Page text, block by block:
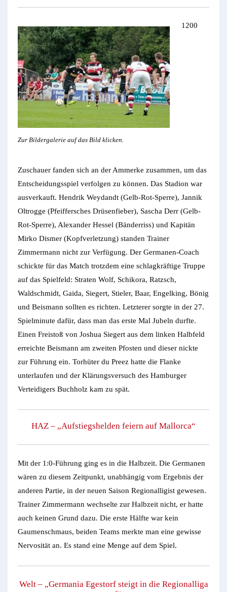
Zur Bildergalerie auf das Bild klicken.
1200
Zuschauer fanden sich an der Ammerke zusammen, um das
Entscheidungsspiel verfolgen zu können. Das Stadion war
ausverkauft. Hendrik Weydandt (Gelb-Rot-Sperre), Jannik
Oltrogge (Pfeiffersches Drüsenfieber), Sascha Derr (Gelb-
Rot-Sperre), Alexander Hessel (Bänderriss) und Kapitän
Mirko Dismer (Kopfverletzung) standen Trainer
Zimmermann nicht zur Verfügung. Der Germanen-Coach
schickte für das Match trotzdem eine schlagkräftige Truppe
auf das Spielfeld: Straten Wolf, Schikora, Ratzsch,
Waldschmidt, Gaida, Siegert, Stieler, Baar, Engelking, Bönig
und Beismann sollten es richten. Letzterer sorgte in der 27.
Spielminute dafür, dass man das erste Mal Jubeln durfte.
Einen Freistoß von Joshua Siegert aus dem linken Halbfeld
erreichte Beismann am zweiten Pfosten und dieser nickte
zur Führung ein. Torhüter du Preez hatte die Flanke
unterlaufen und der Klärungsversuch des Hamburger
Verteidigers Buchholz kam zu spät.
HAZ – „Aufstiegshelden feiern auf Mallorca“
Mit der 1:0-Führung ging es in die Halbzeit. Die Germanen
wären zu diesem Zeitpunkt, unabhängig vom Ergebnis der
anderen Partie, in der neuen Saison Regionalligist gewesen.
Trainer Zimmermann wechselte zur Halbzeit nicht, er hatte
auch keinen Grund dazu. Die erste Hälfte war kein
Gaumenschmaus, beiden Teams merkte man eine gewisse
Nervosität an. Es stand eine Menge auf dem Spiel.
Welt – „Germania Egestorf steigt in die Regionalliga